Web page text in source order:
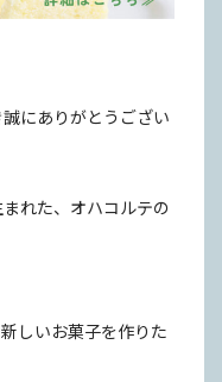
にありがとうござい
れた、オハコルテの
しいお菓子を作りた